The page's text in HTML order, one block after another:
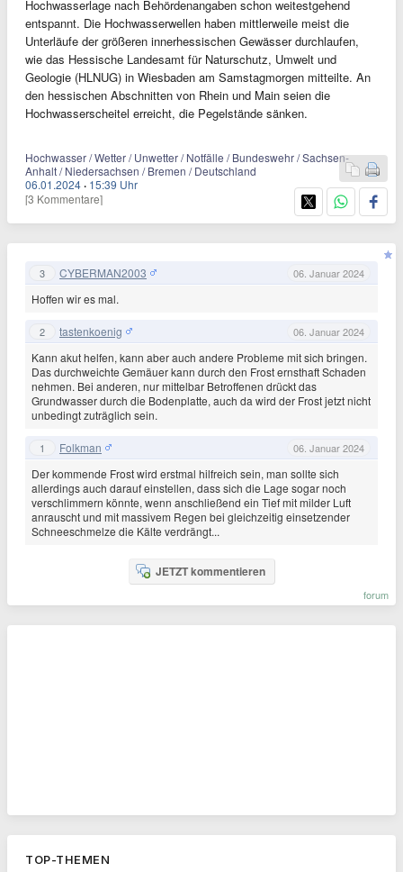
Hochwasserlage nach Behördenangaben schon weitestgehend
entspannt. Die Hochwasserwellen haben mittlerweile meist die
Unterläufe der größeren innerhessischen Gewässer durchlaufen,
wie das Hessische Landesamt für Naturschutz, Umwelt und
Geologie (HLNUG) in Wiesbaden am Samstagmorgen mitteilte. An
den hessischen Abschnitten von Rhein und Main seien die
Hochwasserscheitel erreicht, die Pegelstände sänken.
Hochwasser / Wetter / Unwetter / Notfälle / Bundeswehr / Sachsen-
Anhalt / Niedersachsen / Bremen / Deutschland
06.01.2024 · 15:39 Uhr
[3 Kommentare]
3 CYBERMAN2003 06. Januar 2024
Hoffen wir es mal.
2 tastenkoenig 06. Januar 2024
Kann akut helfen, kann aber auch andere Probleme mit sich bringen.
Das durchweichte Gemäuer kann durch den Frost ernsthaft Schaden
nehmen. Bei anderen, nur mittelbar Betroffenen drückt das
Grundwasser durch die Bodenplatte, auch da wird der Frost jetzt nicht
unbedingt zuträglich sein.
1 Folkman 06. Januar 2024
Der kommende Frost wird erstmal hilfreich sein, man sollte sich
allerdings auch darauf einstellen, dass sich die Lage sogar noch
verschlimmern könnte, wenn anschließend ein Tief mit milder Luft
anrauscht und mit massivem Regen bei gleichzeitig einsetzender
Schneeschmelze die Kälte verdrängt...
JETZT kommentieren
forum
TOP-THEMEN